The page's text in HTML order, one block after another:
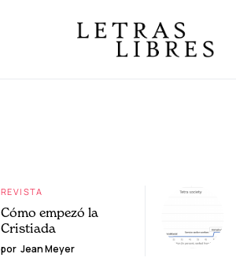
REVISTA
Cómo empezó la
Cristiada
por Jean Meyer